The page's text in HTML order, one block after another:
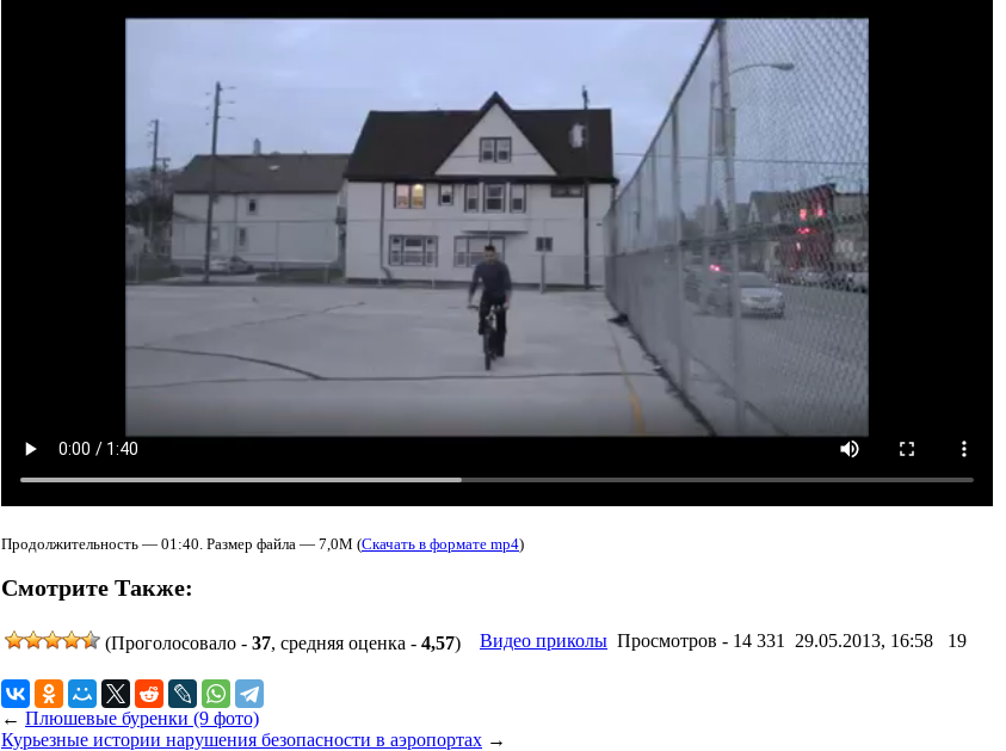
Продолжительность — 01:40. Размер файла — 7,0M (Скачать в формате mp4)
Смотрите Также:
(Проголосовало - 37, средняя оценка - 4,57) Видео приколы Просмотров - 14 331 29.05.2013, 16:58 19
← Плюшевые буренки (9 фото)
Курьезные истории нарушения безопасности в аэропортах →